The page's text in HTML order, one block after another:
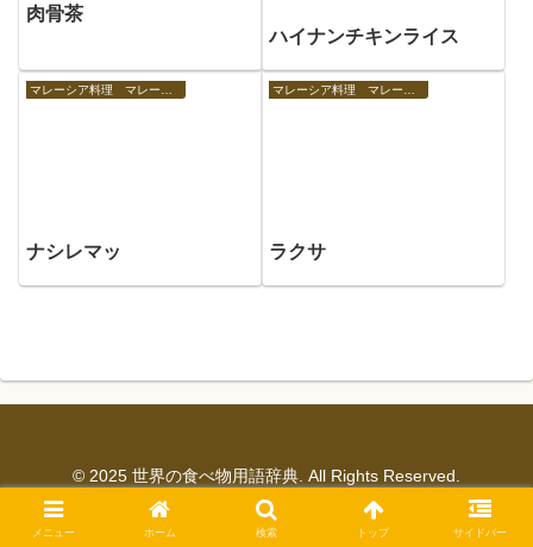
肉骨茶
ハイナンチキンライス
マレーシア料理 マレーシアの食べ物
ナシレマッ
マレーシア料理 マレーシアの食べ物
ラクサ
© 2025 世界の食べ物用語辞典. All Rights Reserved.
メニュー ホーム 検索 トップ サイドバー